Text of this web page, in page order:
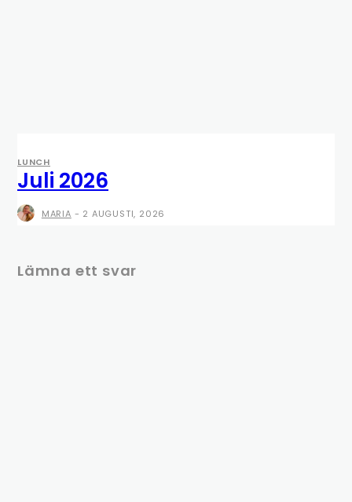
LUNCH
Juli 2026
MARIA - 2 AUGUSTI, 2026
Lämna ett svar